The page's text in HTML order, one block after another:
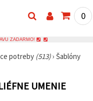
0
ZADARMO!
potreby (513)› Šablóny
UMENIE